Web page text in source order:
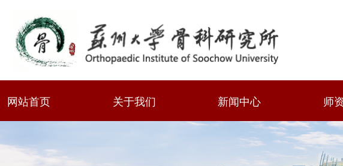
网站首页 关于我们 新闻中心 师